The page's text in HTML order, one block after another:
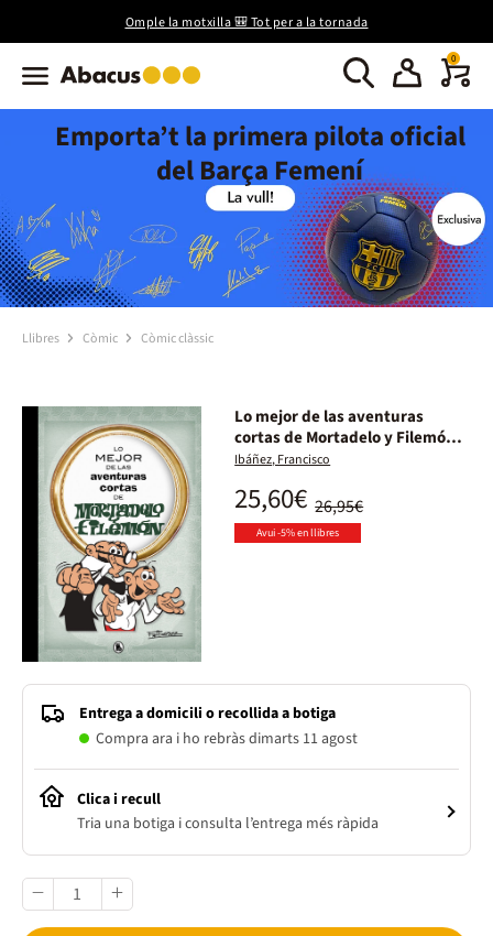
Omple la motxilla 🎒 Tot per a la tornada
0
Emporta’t la primera pilota oficial
del Barça Femení
Llibres Còmic Còmic clàssic
Lo mejor de las aventuras
cortas de Mortadelo y Filemón
(Lo mejor de...)
Ibáñez, Francisco
26,95€
25,60€
Avui -5% en llibres
Entrega a domicili o recollida a botiga
Compra ara i ho rebràs dimarts 11 agost
Clica i recull
Tria una botiga i consulta l’entrega més ràpida